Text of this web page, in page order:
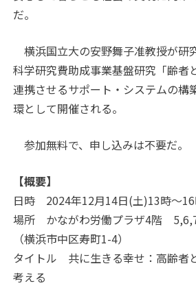
だ。
横浜国立大の安野舞子准教授が研
科学研究費助成事業基盤研究「齢者
連携させるサポート・システムの構
環として開催される。
参加無料で、申し込みは不要だ。
【概要】
日時 2024年12月14日(土)13時〜
場所 かながわ労働プラザ4階
（横浜市中区寿町1-4）
タイトル 共に生きる幸せ：高齢者
考える